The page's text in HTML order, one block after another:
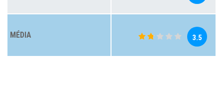
MÉDIA 3.5